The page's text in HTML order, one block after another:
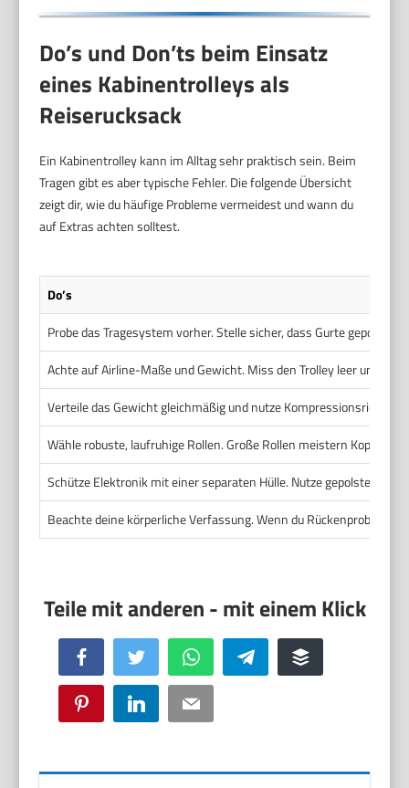
Do’s und Don’ts beim Einsatz
eines Kabinentrolleys als
Reiserucksack
Ein Kabinentrolley kann im Alltag sehr praktisch sein. Beim
Tragen gibt es aber typische Fehler. Die folgende Übersicht
zeigt dir, wie du häufige Probleme vermeidest und wann du
auf Extras achten solltest.
Do’s
Probe das Tragesystem vorher. Stelle sicher, dass Gurte
Achte auf Airline-Maße und Gewicht. Miss den Trolley leer und
Verteile das Gewicht gleichmäßig und nutze
Wähle robuste, laufruhige Rollen. Große Rollen meistern
Schütze Elektronik mit einer separaten Hülle. Nutze gepolsterte
Beachte deine körperliche Verfassung. Wenn du
Facebook Twitter WhatsApp Telegram Buffer
Pinterest LinkedIn Email